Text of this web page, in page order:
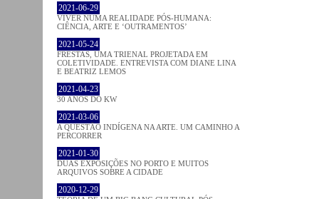
2021-06-29
VIVER NUMA REALIDADE PÓS-HUMANA:
CIÊNCIA, ARTE E ‘OUTRAMENTOS’
2021-05-24
FRESTAS, UMA TRIENAL PROJETADA EM
COLETIVIDADE. ENTREVISTA COM DIANE LINA
E BEATRIZ LEMOS
2021-04-23
30 ANOS DO KW
2021-03-06
A QUESTÃO INDÍGENA NA ARTE. UM CAMINHO A
PERCORRER
2021-01-30
DUAS EXPOSIÇÕES NO PORTO E MUITOS
ARQUIVOS SOBRE A CIDADE
2020-12-29